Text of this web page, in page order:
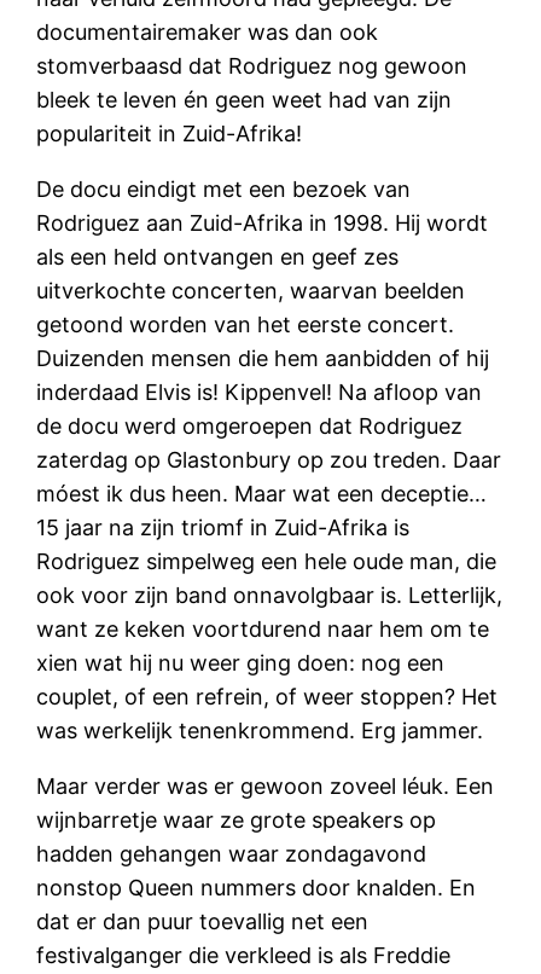
documentairemaker was dan ook
stomverbaasd dat Rodriguez nog gewoon
bleek te leven én geen weet had van zijn
populariteit in Zuid-Afrika!
De docu eindigt met een bezoek van
Rodriguez aan Zuid-Afrika in 1998. Hij wordt
als een held ontvangen en geef zes
uitverkochte concerten, waarvan beelden
getoond worden van het eerste concert.
Duizenden mensen die hem aanbidden of hij
inderdaad Elvis is! Kippenvel! Na afloop van
de docu werd omgeroepen dat Rodriguez
zaterdag op Glastonbury op zou treden. Daar
móest ik dus heen. Maar wat een deceptie…
15 jaar na zijn triomf in Zuid-Afrika is
Rodriguez simpelweg een hele oude man, die
ook voor zijn band onnavolgbaar is. Letterlijk,
want ze keken voortdurend naar hem om te
xien wat hij nu weer ging doen: nog een
couplet, of een refrein, of weer stoppen? Het
was werkelijk tenenkrommend. Erg jammer.
Maar verder was er gewoon zoveel léuk. Een
wijnbarretje waar ze grote speakers op
hadden gehangen waar zondagavond
nonstop Queen nummers door knalden. En
dat er dan puur toevallig net een
festivalganger die verkleed is als Freddie